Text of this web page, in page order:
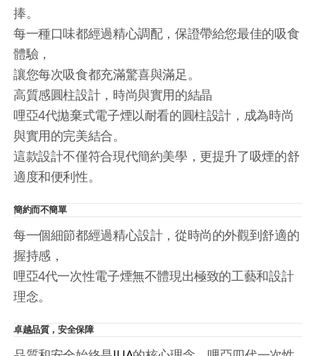
捧。
每一種口味都經過精心調配，保證帶給您最佳的吸食
體驗，
讓您每次吸食都充滿驚喜與滿足。
高質感圓柱設計，時尚與實用的結晶
哩亞4代拋棄式電子煙以耐看的圓柱設計，成為時尚
與實用的完美結合。
這款設計不僅符合現代簡約美學，更提升了吸煙的舒
適度和便利性。
簡約而不簡單
每一個細節都經過精心設計，從時尚的外觀到舒適的
握持感，
哩亞4代一次性電子煙無不體現出極致的工藝和設計
理念。
卓越品質，安全保障